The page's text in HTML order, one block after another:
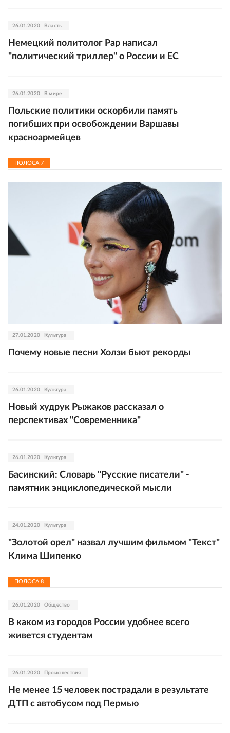
26.01.2020 Власть
Немецкий политолог Рар написал
"политический триллер" о России и ЕС
26.01.2020 В мире
Польские политики оскорбили память
погибших при освобождении Варшавы
красноармейцев
ПОЛОСА 7
27.01.2020 Культура
Почему новые песни Холзи бьют рекорды
26.01.2020 Культура
Новый худрук Рыжаков рассказал о
перспективах "Современника"
26.01.2020 Культура
Басинский: Словарь "Русские писатели" -
памятник энциклопедической мысли
24.01.2020 Культура
"Золотой орел" назвал лучшим фильмом "Текст"
Клима Шипенко
ПОЛОСА 8
26.01.2020 Общество
В каком из городов России удобнее всего
живется студентам
26.01.2020 Происшествия
Не менее 15 человек пострадали в результате
ДТП с автобусом под Пермью